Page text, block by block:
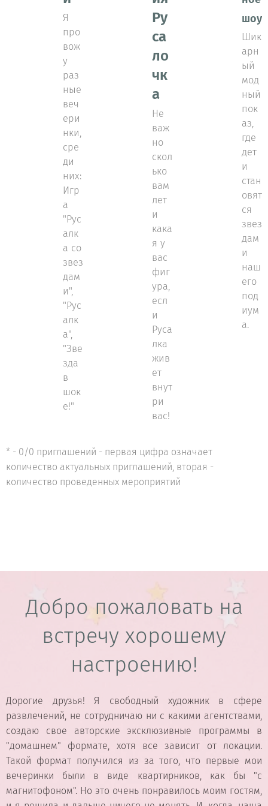
Я
про
вож
у
раз
ные
веч
ери
нки,
сре
ди
них:
Игр
а
"Рус
алк
а со
звез
дам
и",
"Рус
алк
а",
"Зве
зда
в
шок
е!"
Ру
са
ло
чк
а
Не
важ
но
скол
ько
вам
лет
и
кака
я у
вас
фиг
ура,
есл
и
Руса
лка
жив
ет
внут
ри
вас!
шоу
Шик
арн
ый
мод
ный
пок
аз,
где
дет
и
стан
овят
ся
звез
дам
и
наш
его
под
иум
а.
* - 0/0 приглашений - первая цифра означает
количество актуальных приглашений, вторая -
количество проведенных мероприятий
Добро пожаловать на
встречу хорошему
настроению!
Дорогие друзья! Я свободный художник в сфере
развлечений, не сотрудничаю ни с какими агентствами,
создаю свое авторские эксклюзивные программы в
"домашнем" формате, хотя все зависит от локации.
Такой формат получился из за того, что первые мои
вечеринки были в виде квартирников, как бы "с
магнитофоном". Но это очень понравилось моим гостям,